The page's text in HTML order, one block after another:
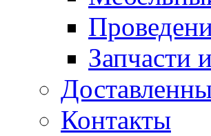
Запчасти
Контакты